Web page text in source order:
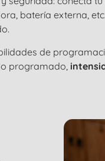
batería externa,
de
programado,